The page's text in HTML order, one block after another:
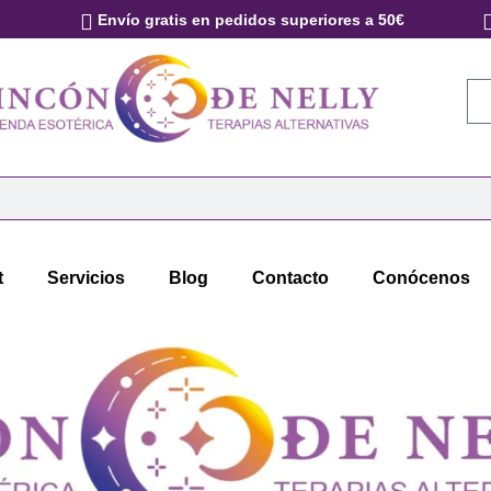
Envío gratis en pedidos superiores a 50€
Servicios Blog Contacto Conócenos